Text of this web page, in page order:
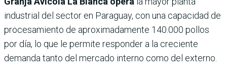
industrial del sector en Paraguay, con una capacidad de
procesamiento de aproximadamente 140.000 pollos
por día, lo que le permite responder a la creciente
demanda tanto del mercado interno como del externo.